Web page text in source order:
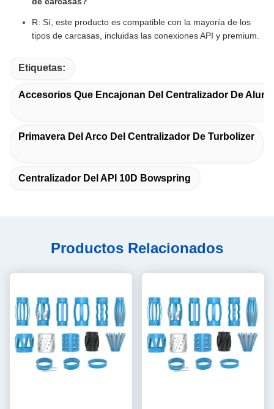
R: Sí, este producto es compatible con la mayoría de los
tipos de carcasas, incluidas las conexiones API y premium.
Etiquetas:
Accesorios Que Encajonan Del Centralizador De
Primavera Del Arco Del Centralizador De Turbolizer
Centralizador Del API 10D Bowspring
Productos Relacionados